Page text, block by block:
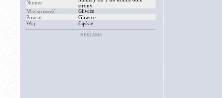
Numer:
strony
Miejscowość:
Gliwice
Powiat:
Gliwice
Woj:
śląskie
REKLAMA